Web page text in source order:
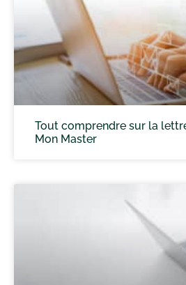
Tout comprendre sur la
Mon Master